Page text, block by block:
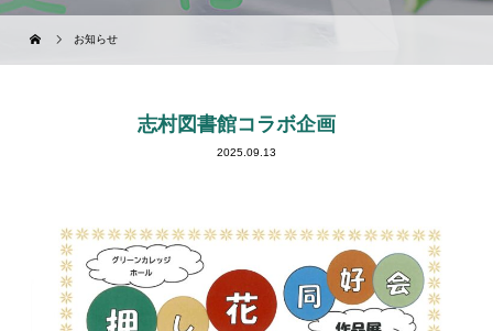
お知らせ
志村図書館コラボ企画
2025.09.13